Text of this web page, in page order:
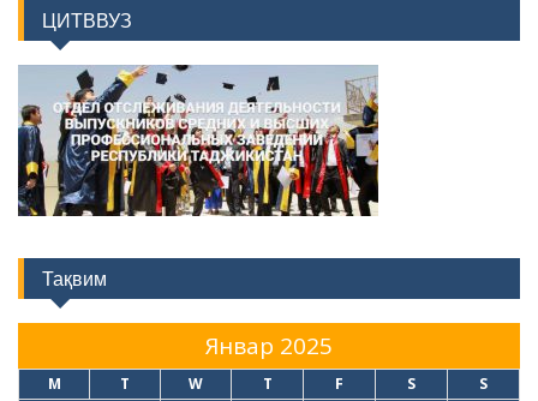
ЦИТВВУЗ
Тақвим
Январ 2025
M T W T F S S